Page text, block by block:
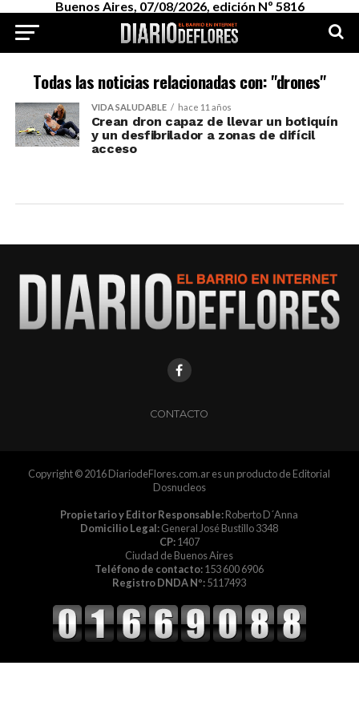
Buenos Aires, 07/08/2026, edición Nº 5816
Todas las noticias relacionadas con: "drones"
VIDA SALUDABLE hace 11 años
Crean dron capaz de llevar un botiquín
y un desfibrilador a zonas de difícil
acceso
CONTACTO
Copyright © 2016 DiariodeFlores.com.ar es un producto de Editorial
Dosnucleos
Propietario y Editor Responsable:Roberto D´Anna
Domicilio Legal:General José Bustillo 3348
CP:1407
Ciudad de Buenos Aires
Teléfono de contacto:153 600 6906
Registro DNDA Nº:5117493